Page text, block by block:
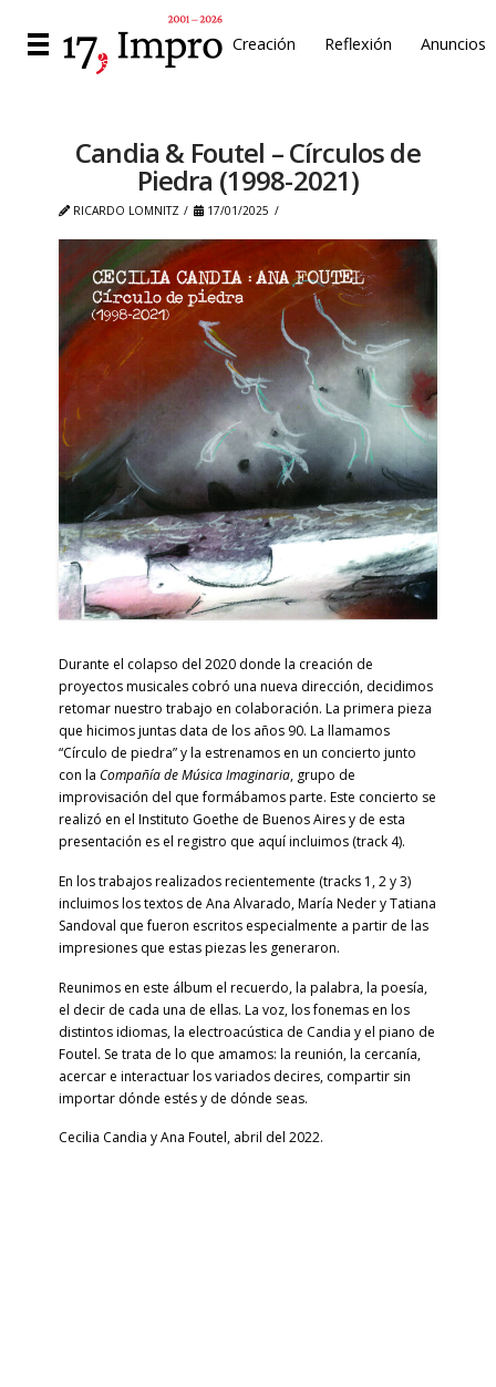
Creación Reflexión Anuncios
Candia & Foutel – Círculos de
Piedra (1998-2021)
RICARDO LOMNITZ 17/01/2025
Durante el colapso del 2020 donde la creación de
proyectos musicales cobró una nueva dirección, decidimos
retomar nuestro trabajo en colaboración. La primera pieza
que hicimos juntas data de los años 90. La llamamos
“Círculo de piedra” y la estrenamos en un concierto junto
con la Compañía de Música Imaginaria, grupo de
improvisación del que formábamos parte. Este concierto se
realizó en el Instituto Goethe de Buenos Aires y de esta
presentación es el registro que aquí incluimos (track 4).
En los trabajos realizados recientemente (tracks 1, 2 y 3)
incluimos los textos de Ana Alvarado, María Neder y Tatiana
Sandoval que fueron escritos especialmente a partir de las
impresiones que estas piezas les generaron.
Reunimos en este álbum el recuerdo, la palabra, la poesía,
el decir de cada una de ellas. La voz, los fonemas en los
distintos idiomas, la electroacústica de Candia y el piano de
Foutel. Se trata de lo que amamos: la reunión, la cercanía,
acercar e interactuar los variados decires, compartir sin
importar dónde estés y de dónde seas.
Cecilia Candia y Ana Foutel, abril del 2022.